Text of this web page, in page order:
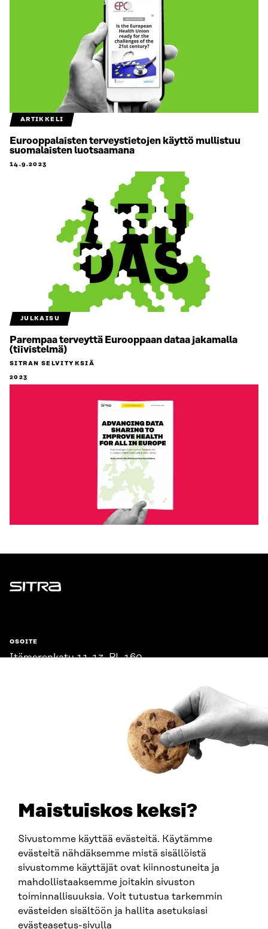
Maistuiskos keksi?
Sivustomme käyttää evästeitä. Käytämme
evästeitä nähdäksemme mistä sisällöistä
sivustomme käyttäjät ovat kiinnostuneita ja
mahdollistaaksemme joitakin sivuston
toiminnallisuuksia. Voit tutustua tarkemmin
evästeiden sisältöön ja hallita asetuksiasi
evästeasetus-sivulla
ARTIKKELI
Eurooppalaisten terveystietojen käyttö mullistuu
suomalaisten luotsaamana
14.9.2023
JULKAISU
Parempaa terveyttä Eurooppaan dataa jakamalla
(tiivistelmä)
SITRAN SELVITYKSIÄ
2023
Sitra
OSOITE
Itämerenkatu 11-13, PL 160,
SITRA SOSIAALISESSA MEDIASSA
LinkedIn
Instagram
YouTube